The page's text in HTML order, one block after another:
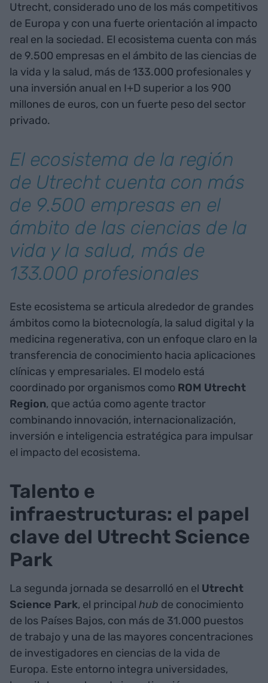
Utrecht, considerado uno de los más competitivos
de Europa y con una fuerte orientación al impacto
real en la sociedad. El ecosistema cuenta con más
de 9.500 empresas en el ámbito de las ciencias de
la vida y la salud, más de 133.000 profesionales y
una inversión anual en I+D superior a los 900
millones de euros, con un fuerte peso del sector
privado.
El ecosistema de la región
de Utrecht cuenta con más
de 9.500 empresas en el
ámbito de las ciencias de la
vida y la salud, más de
133.000 profesionales
Este ecosistema se articula alrededor de grandes
ámbitos como la biotecnología, la salud digital y la
medicina regenerativa, con un enfoque claro en la
transferencia de conocimiento hacia aplicaciones
clínicas y empresariales. El modelo está
coordinado por organismos como ROM Utrecht
Region, que actúa como agente tractor
combinando innovación, internacionalización,
inversión e inteligencia estratégica para impulsar
el impacto del ecosistema.
Talento e
infraestructuras: el papel
clave del Utrecht Science
Park
La segunda jornada se desarrolló en el Utrecht
Science Park, el principal hub de conocimiento
de los Países Bajos, con más de 31.000 puestos
de trabajo y una de las mayores concentraciones
de investigadores en ciencias de la vida de
Europa. Este entorno integra universidades,